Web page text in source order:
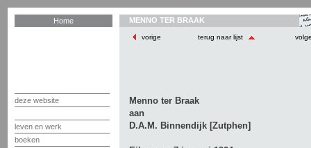
Home
deze website
leven en werk
boeken
MENNO TER BRAAK
vorige terug naar lijst
Menno ter Braak
aan
D.A.M. Binnendijk [Zutphen]